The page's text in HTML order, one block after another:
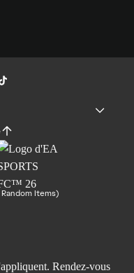
Items)
Rendez-vous